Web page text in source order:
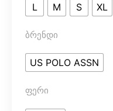
L M S XL
ბრენდი
US POLO ASSN
ფერი